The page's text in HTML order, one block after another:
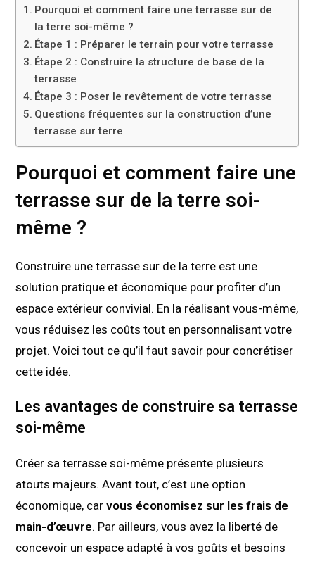
Pourquoi et comment faire une terrasse sur de
la terre soi-même ?
Étape 1 : Préparer le terrain pour votre terrasse
Étape 2 : Construire la structure de base de la
terrasse
Étape 3 : Poser le revêtement de votre terrasse
Questions fréquentes sur la construction d’une
terrasse sur terre
Pourquoi et comment faire une
terrasse sur de la terre soi-
même ?
Construire une terrasse sur de la terre est une
solution pratique et économique pour profiter d’un
espace extérieur convivial. En la réalisant vous-même,
vous réduisez les coûts tout en personnalisant votre
projet. Voici tout ce qu’il faut savoir pour concrétiser
cette idée.
Les avantages de construire sa terrasse
soi-même
Créer sa terrasse soi-même présente plusieurs
atouts majeurs. Avant tout, c’est une option
économique, carvous économisez sur les frais de
main-d’œuvre. Par ailleurs, vous avez la liberté de
concevoir un espace adapté à vos goûts et besoins